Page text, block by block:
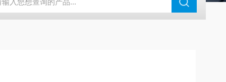
180-4E1-AC220V 麦特沃克